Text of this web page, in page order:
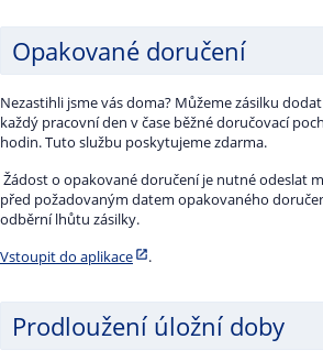
Opakované doručení
Nezastihli jsme vás doma? Můžeme zásilku
každý pracovní den v čase běžné doručovací
hodin. Tuto službu poskytujeme zdarma.
Žádost o opakované doručení je nutné odeslat
před požadovaným datem opakovaného
odběrní lhůtu zásilky.
Vstoupit do aplikace
.
Prodloužení úložní doby